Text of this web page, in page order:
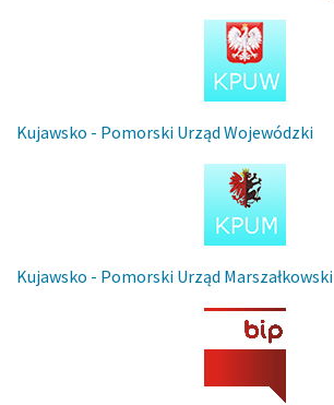
Kujawsko - Pomorski Urząd Wojewódzki
Kujawsko - Pomorski Urząd Marszałkowski